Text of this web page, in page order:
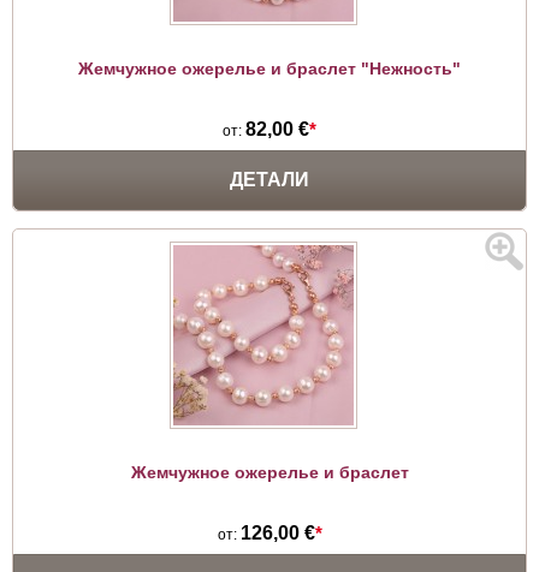
Жемчужное ожерелье и браслет "Нежность"
от: 82,00 €*
ДЕТАЛИ
Жемчужное ожерелье и браслет
от: 126,00 €*